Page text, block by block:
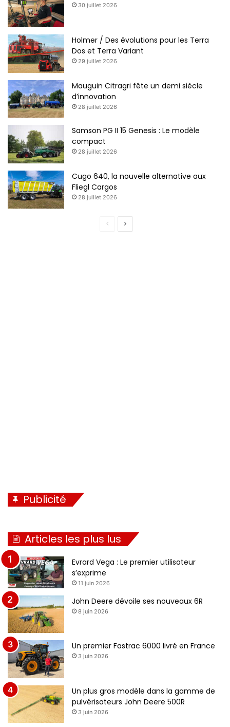
30 juillet 2026
Holmer / Des évolutions pour les Terra
Dos et Terra Variant
29 juillet 2026
Mauguin Citragri fête un demi siècle
d’innovation
28 juillet 2026
Samson PG II 15 Genesis : Le modèle
compact
28 juillet 2026
Cugo 640, la nouvelle alternative aux
Fliegl Cargos
28 juillet 2026
Page
Page
Publicité
Articles les plus lus
Evrard Vega : Le premier utilisateur
s’exprime
11 juin 2026
John Deere dévoile ses nouveaux 6R
8 juin 2026
Un premier Fastrac 6000 livré en France
3 juin 2026
Un plus gros modèle dans la gamme de
pulvérisateurs John Deere 500R
3 juin 2026